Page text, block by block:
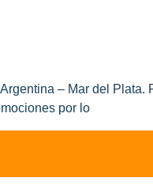
– Mar del Plata.
por lo